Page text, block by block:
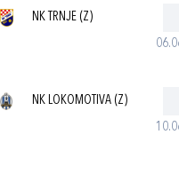
NK TRNJE (Z)
NK LOKOMOTIVA (Z)